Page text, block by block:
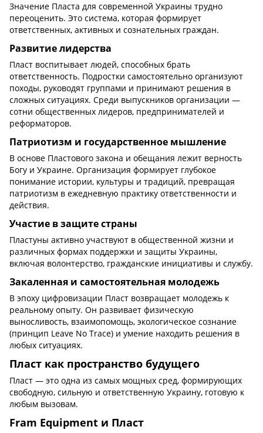
Значение Пласта для современной Украины трудно
переоценить. Это система, которая формирует
ответственных, активных и сознательных граждан.
Развитие лидерства
Пласт воспитывает людей, способных брать
ответственность. Подростки самостоятельно организуют
походы, руководят группами и принимают решения в
сложных ситуациях. Среди выпускников организации —
сотни общественных лидеров, предпринимателей и
реформаторов.
Патриотизм и государственное мышление
В основе Пластового закона и обещания лежит верность
Богу и Украине. Организация формирует глубокое
понимание истории, культуры и традиций, превращая
патриотизм в ежедневную практику ответственности и
действия.
Участие в защите страны
Пластуны активно участвуют в общественной жизни и
различных формах поддержки и защиты Украины,
включая волонтерство, гражданские инициативы и службу.
Закаленная и самостоятельная молодежь
В эпоху цифровизации Пласт возвращает молодежь к
реальному опыту. Он развивает физическую
выносливость, взаимопомощь, экологическое сознание
(принцип Leave No Trace) и умение находить решения в
любых ситуациях.
Пласт как пространство будущего
Пласт — это одна из самых мощных сред, формирующих
свободную, сильную и ответственную Украину, готовую к
любым вызовам.
Fram Equipment и Пласт